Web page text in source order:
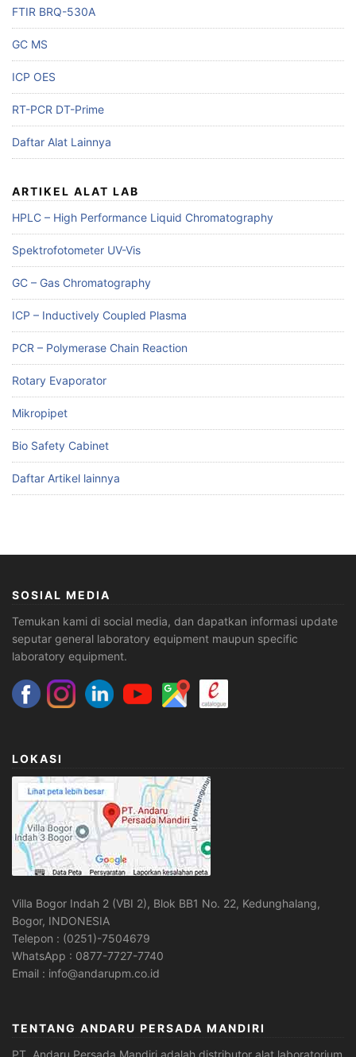
FTIR BRQ-530A
GC MS
ICP OES
RT-PCR DT-Prime
Daftar Alat Lainnya
ARTIKEL ALAT LAB
HPLC – High Performance Liquid Chromatography
Spektrofotometer UV-Vis
GC – Gas Chromatography
ICP – Inductively Coupled Plasma
PCR – Polymerase Chain Reaction
Rotary Evaporator
Mikropipet
Bio Safety Cabinet
Daftar Artikel lainnya
SOSIAL MEDIA
Temukan kami di social media, dan dapatkan informasi update
seputar general laboratory equipment maupun specific
laboratory equipment.
LOKASI
Villa Bogor Indah 2 (VBI 2), Blok BB1 No. 22, Kedunghalang,
Bogor, INDONESIA
Telepon : (0251)-7504679
WhatsApp : 0877-7727-7740
Email : info@andarupm.co.id
TENTANG ANDARU PERSADA MANDIRI